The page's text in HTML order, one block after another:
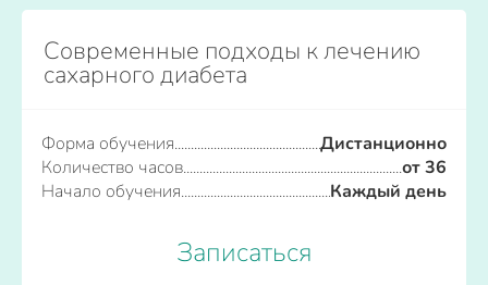
Современные подходы к лечению
сахарного диабета
Форма обучения
Дистанционно
Количество часов
от 36
Начало обучения
Каждый день
Записаться